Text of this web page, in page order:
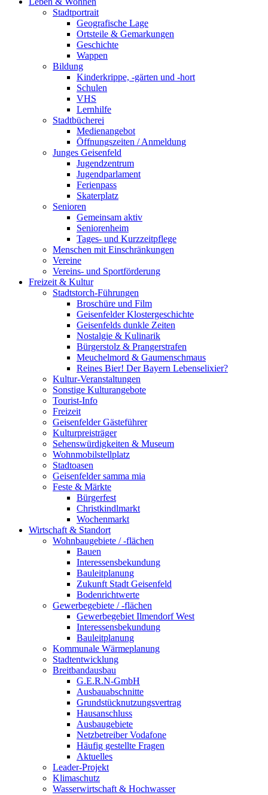
Stadtportrait
Geografische Lage
Ortsteile & Gemarkungen
Geschichte
Wappen
Bildung
Kinderkrippe, -gärten und -hort
Schulen
VHS
Lernhilfe
Stadtbücherei
Medienangebot
Öffnungszeiten / Anmeldung
Junges Geisenfeld
Jugendzentrum
Jugendparlament
Ferienpass
Skaterplatz
Senioren
Gemeinsam aktiv
Seniorenheim
Tages- und Kurzzeitpflege
Menschen mit Einschränkungen
Vereine
Vereins- und Sportförderung
Freizeit & Kultur
Stadtstorch-Führungen
Broschüre und Film
Geisenfelder Klostergeschichte
Geisenfelds dunkle Zeiten
Nostalgie & Kulinarik
Bürgerstolz & Prangerstrafen
Meuchelmord & Gaumenschmaus
Reines Bier! Der Bayern Lebenselixier?
Kultur-Veranstaltungen
Sonstige Kulturangebote
Tourist-Info
Freizeit
Geisenfelder Gästeführer
Kulturpreisträger
Sehenswürdigkeiten & Museum
Wohnmobilstellplatz
Stadtoasen
Geisenfelder samma mia
Feste & Märkte
Bürgerfest
Christkindlmarkt
Wochenmarkt
Wirtschaft & Standort
Wohnbaugebiete / -flächen
Bauen
Interessensbekundung
Bauleitplanung
Zukunft Stadt Geisenfeld
Bodenrichtwerte
Gewerbegebiete / -flächen
Gewerbegebiet Ilmendorf West
Interessensbekundung
Bauleitplanung
Kommunale Wärmeplanung
Stadtentwicklung
Breitbandausbau
G.E.R.N-GmbH
Ausbauabschnitte
Grundstücknutzungsvertrag
Hausanschluss
Ausbaugebiete
Netzbetreiber Vodafone
Häufig gestellte Fragen
Aktuelles
Leader-Projekt
Klimaschutz
Wasserwirtschaft & Hochwasser